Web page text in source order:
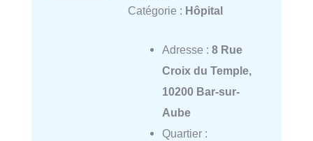
Catégorie : Hôpital
Adresse : 8 Rue
Croix du Temple,
10200 Bar-sur-
Aube
Quartier :